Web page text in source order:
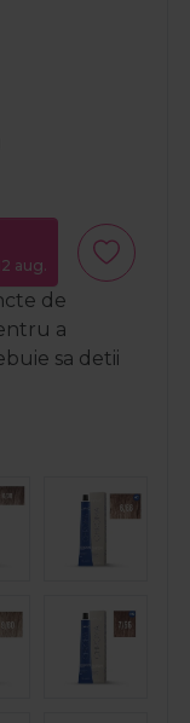
aug.
de
a
sa detii